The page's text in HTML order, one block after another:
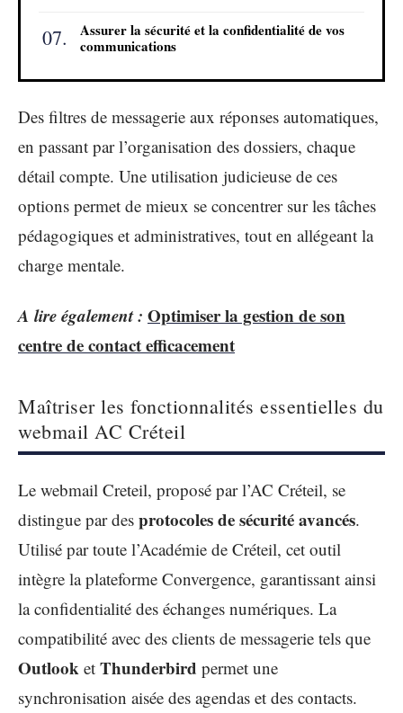
Assurer la sécurité et la confidentialité de vos
communications
Des filtres de messagerie aux réponses automatiques,
en passant par l’organisation des dossiers, chaque
détail compte. Une utilisation judicieuse de ces
options permet de mieux se concentrer sur les tâches
pédagogiques et administratives, tout en allégeant la
charge mentale.
A lire également : Optimiser la gestion de son
centre de contact efficacement
Maîtriser les fonctionnalités essentielles du
webmail AC Créteil
Le webmail Creteil, proposé par l’AC Créteil, se
distingue par des protocoles de sécurité avancés.
Utilisé par toute l’Académie de Créteil, cet outil
intègre la plateforme Convergence, garantissant ainsi
la confidentialité des échanges numériques. La
compatibilité avec des clients de messagerie tels que
Outlook et Thunderbird permet une
synchronisation aisée des agendas et des contacts.